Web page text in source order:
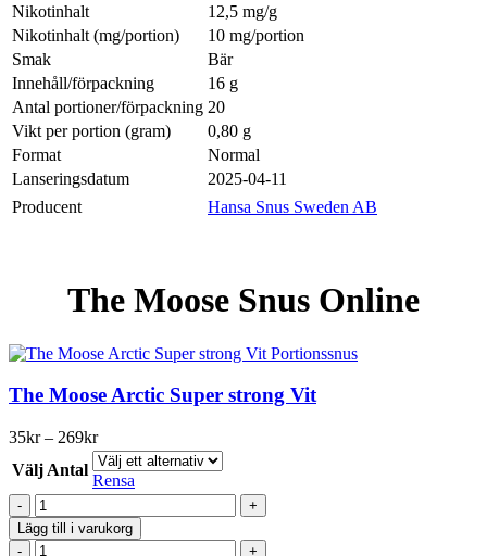
Nikotinhalt
12,5 mg/g
Nikotinhalt (mg/portion)
10 mg/portion
Smak
Bär
Innehåll/förpackning
16 g
Antal portioner/förpackning 20
Vikt per portion (gram)
0,80 g
Format
Normal
Lanseringsdatum
2025-04-11
Producent
Hansa Snus Sweden AB
The Moose Snus Online
The Moose Arctic Super strong Vit
35kr – 269krPrisintervall:
35kr
till
269kr
Välj Antal
Rensa
The
Moose
Arctic
Lägg till i varukorg
The